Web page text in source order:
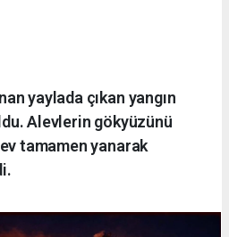
yaylada çıkan yangın
Alevlerin gökyüzünü
ev tamamen yanarak